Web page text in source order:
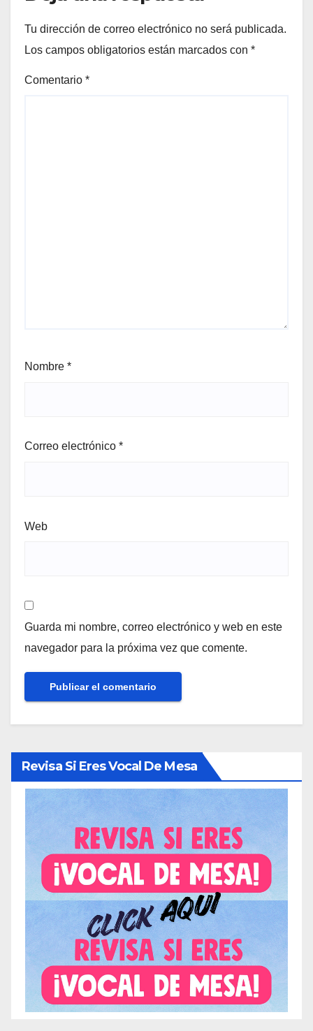
Tu dirección de correo electrónico no será publicada.
Los campos obligatorios están marcados con *
Comentario *
Nombre *
Correo electrónico *
Web
Guarda mi nombre, correo electrónico y web en este
navegador para la próxima vez que comente.
Revisa Si Eres Vocal De Mesa